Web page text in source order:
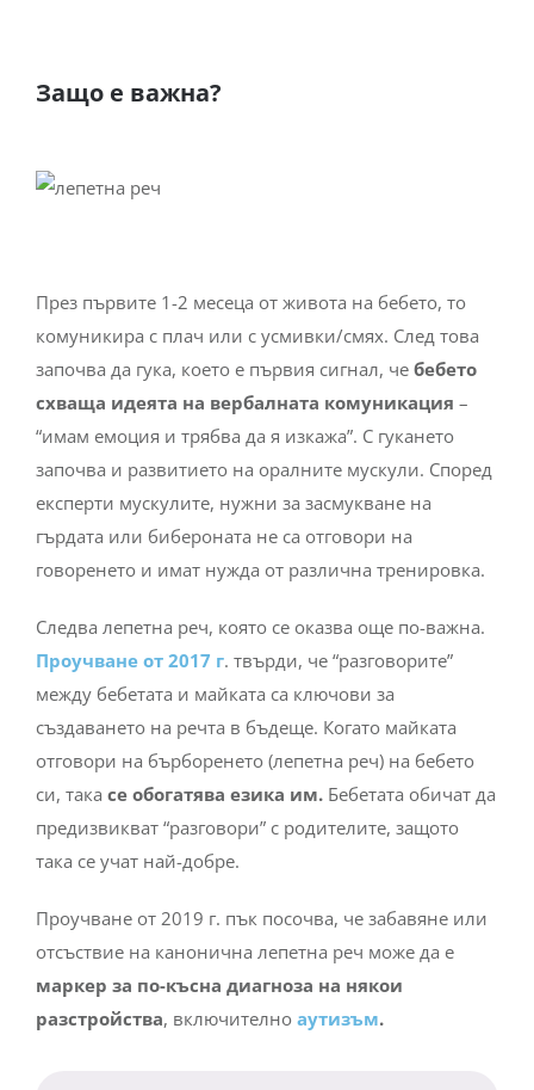
Защо е важна?
През първите 1-2 месеца от живота на бебето, то
комуникира с плач или с усмивки/смях. След това
започва да гука, което е първия сигнал, че бебето
схваща идеята на вербалната комуникация –
“имам емоция и трябва да я изкажа”. С гукането
започва и развитието на оралните мускули. Според
експерти мускулите, нужни за засмукване на
гърдата или бибероната не са отговори на
говоренето и имат нужда от различна тренировка.
Следва лепетна реч, която се оказва още по-важна.
Проучване от 2017 г. твърди, че “разговорите”
между бебетата и майката са ключови за
създаването на речта в бъдеще. Когато майката
отговори на бърборенето (лепетна реч) на бебето
си, така се обогатява езика им. Бебетата обичат да
предизвикват “разговори” с родителите, защото
така се учат най-добре.
Проучване от 2019 г. пък посочва, че забавяне или
отсъствие на канонична лепетна реч може да е
маркер за по-късна диагноза на някои
разстройства, включително аутизъм.